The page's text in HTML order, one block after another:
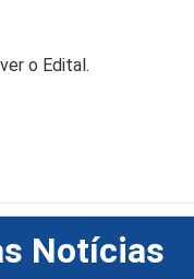
o Edital.
Notícias